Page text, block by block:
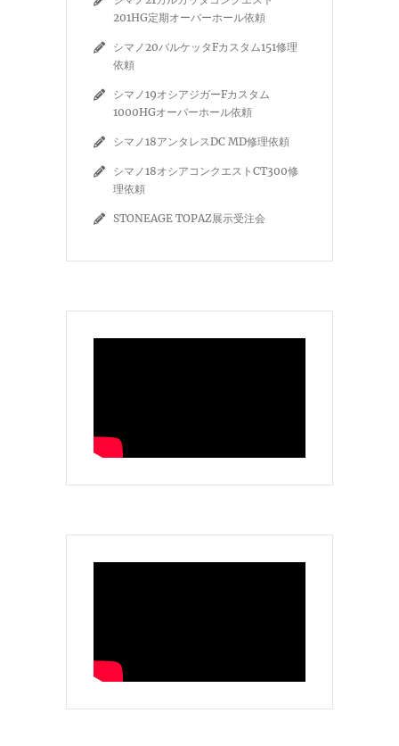
201HG定期オーバーホール依頼
シマノ20バルケッタFカスタム151修理
依頼
シマノ19オシアジガーFカスタム
1000HGオーバーホール依頼
シマノ18アンタレスDC MD修理依頼
シマノ18オシアコンクエストCT300修
理依頼
STONEAGE TOPAZ展示受注会